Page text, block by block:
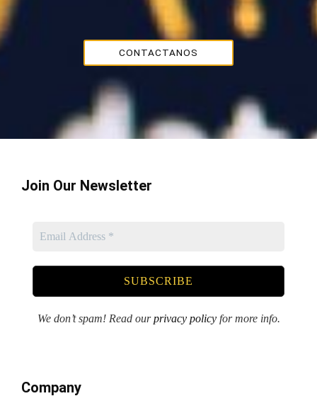
CONTACTANOS
Join Our Newsletter
We don’t spam! Read ourprivacy policyfor more info.
Company